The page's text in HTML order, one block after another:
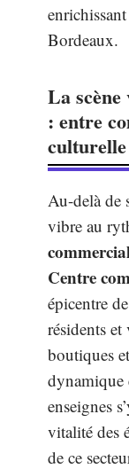
Bordeaux.
La
: entre
culturelle
Au-delà de
vibre au
Centre
épicentre
résidents
boutiques
dynamique
enseignes
vitalité des
de ce